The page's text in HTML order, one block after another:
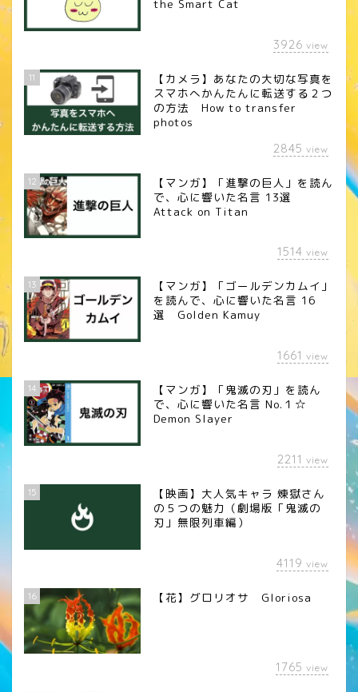
the Smart Cat
3926 view
11
【カメラ】あなたの大切な写真を
スマホへかんたんに転送する２つ
の方法 How to transfer
photos
2845 view
12
【マンガ】「進撃の巨人」を読ん
で、心に響いた名言 13選
Attack on Titan
1514 view
13
【マンガ】「ゴールデンカムイ」
を読んで、心に響いた名言 16
選 Golden Kamuy
1661 view
14
【マンガ】「鬼滅の刃」を読ん
で、心に響いた名言 No.１☆
Demon Slayer
2211 view
15
【映画】大人気キャラ 煉󠄁獄さん
の５つの魅力（劇場版「鬼滅の
刃」無限列車編）
4119 view
16 【花】グロリオサ Gloriosa
1765 view